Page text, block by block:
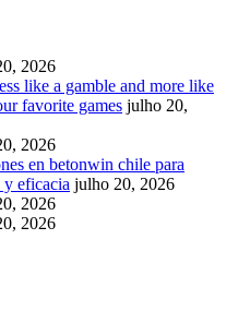
2026
like a gamble and more like
favorite games julho 20,
2026
en betonwin chile para
y eficacia julho 20, 2026
2026
2026